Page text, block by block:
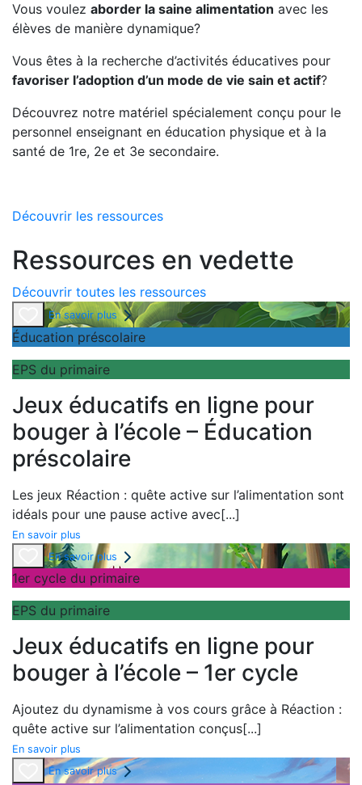
Vous voulez aborder la saine alimentation avec les
élèves de manière dynamique?
Vous êtes à la recherche d’activités éducatives pour
favoriser l’adoption d’un mode de vie sain et actif?
Découvrez notre matériel spécialement conçu pour le
personnel enseignant en éducation physique et à la
santé de 1re, 2e et 3e secondaire.
Découvrir les ressources
Ressources en vedette
Découvrir toutes les ressources
En savoir plus
Éducation préscolaire
EPS du primaire
Jeux éducatifs en ligne pour
bouger à l’école – Éducation
préscolaire
Les jeux Réaction : quête active sur l’alimentation sont
idéals pour une pause active avec[...]
En savoir plus
En savoir plus
1er cycle du primaire
EPS du primaire
Jeux éducatifs en ligne pour
bouger à l’école – 1er cycle
Ajoutez du dynamisme à vos cours grâce à Réaction :
quête active sur l’alimentation conçus[...]
En savoir plus
En savoir plus